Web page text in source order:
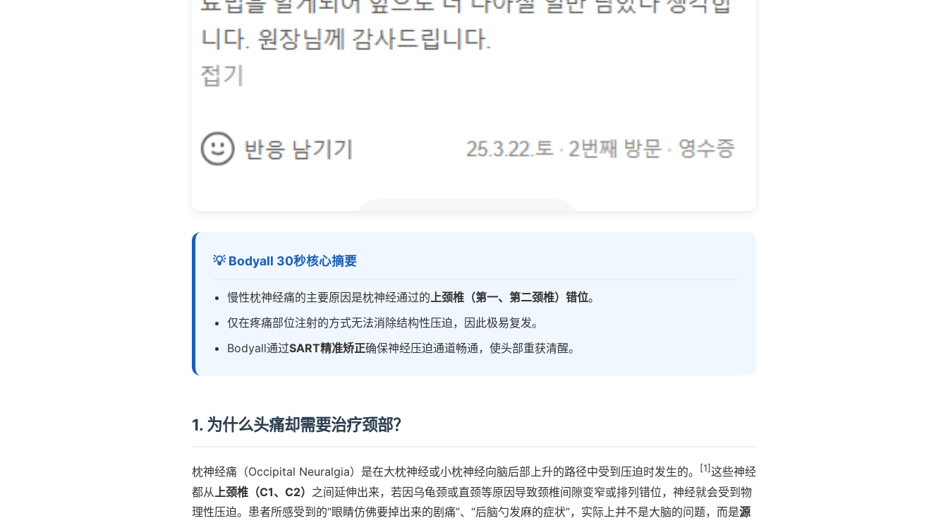
💡 Bodyall 30秒核心摘要
慢性枕神经痛的主要原因是枕神经通过的 上颈椎（第一、第二颈椎）错位。
仅在疼痛部位注射的方式无法消除结构性压迫，因此极易复发。
Bodyall通过SART精准矫正确保神经压迫通道畅通，使头部重获清醒。
1. 为什么头痛却需要治疗颈部？
枕神经痛（Occipital Neuralgia）是在大枕神经或小枕神经向脑后部上升的路径中受到压迫时发生的。 [1]这些神经
都从 上颈椎（C1、C2） 之间延伸出来，若因乌龟颈或直颈等原因导致颈椎间隙变窄或排列错位，神经就会受到物
理性压迫。患者所感受到的“眼睛仿佛要掉出来的剧痛”、“后脑勺发麻的症状”，实际上并不是大脑的问题，而是源